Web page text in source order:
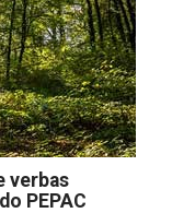
verbas
PEPAC